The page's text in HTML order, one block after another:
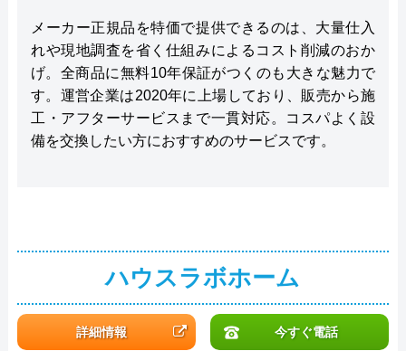
メーカー正規品を特価で提供できるのは、大量仕入
れや現地調査を省く仕組みによるコスト削減のおか
げ。全商品に無料10年保証がつくのも大きな魅力で
す。運営企業は2020年に上場しており、販売から施
工・アフターサービスまで一貫対応。コスパよく設
備を交換したい方におすすめのサービスです。
ハウスラボホーム
詳細情報 今すぐ電話